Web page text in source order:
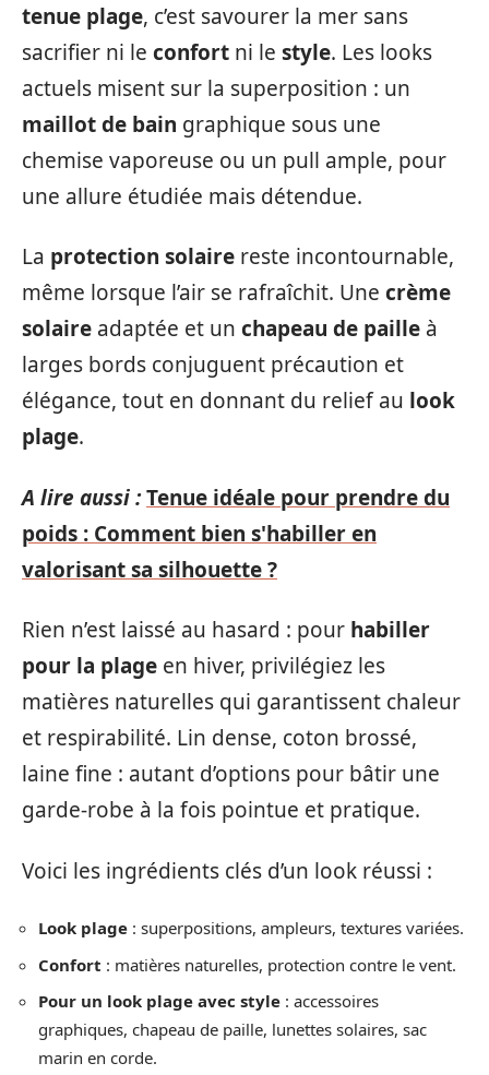
tenue plage, c’est savourer la mer sans
sacrifier ni le confort ni le style. Les looks
actuels misent sur la superposition : un
maillot de bain graphique sous une
chemise vaporeuse ou un pull ample, pour
une allure étudiée mais détendue.
La protection solaire reste incontournable,
même lorsque l’air se rafraîchit. Une crème
solaire adaptée et un chapeau de paille à
larges bords conjuguent précaution et
élégance, tout en donnant du relief au look
plage.
A lire aussi :Tenue idéale pour prendre du
poids : Comment bien s'habiller en
valorisant sa silhouette ?
Rien n’est laissé au hasard : pour habiller
pour la plage en hiver, privilégiez les
matières naturelles qui garantissent chaleur
et respirabilité. Lin dense, coton brossé,
laine fine : autant d’options pour bâtir une
garde-robe à la fois pointue et pratique.
Voici les ingrédients clés d’un look réussi :
Look plage : superpositions, ampleurs, textures variées.
Confort : matières naturelles, protection contre le vent.
Pour un look plage avec style : accessoires
graphiques, chapeau de paille, lunettes solaires, sac
marin en corde.